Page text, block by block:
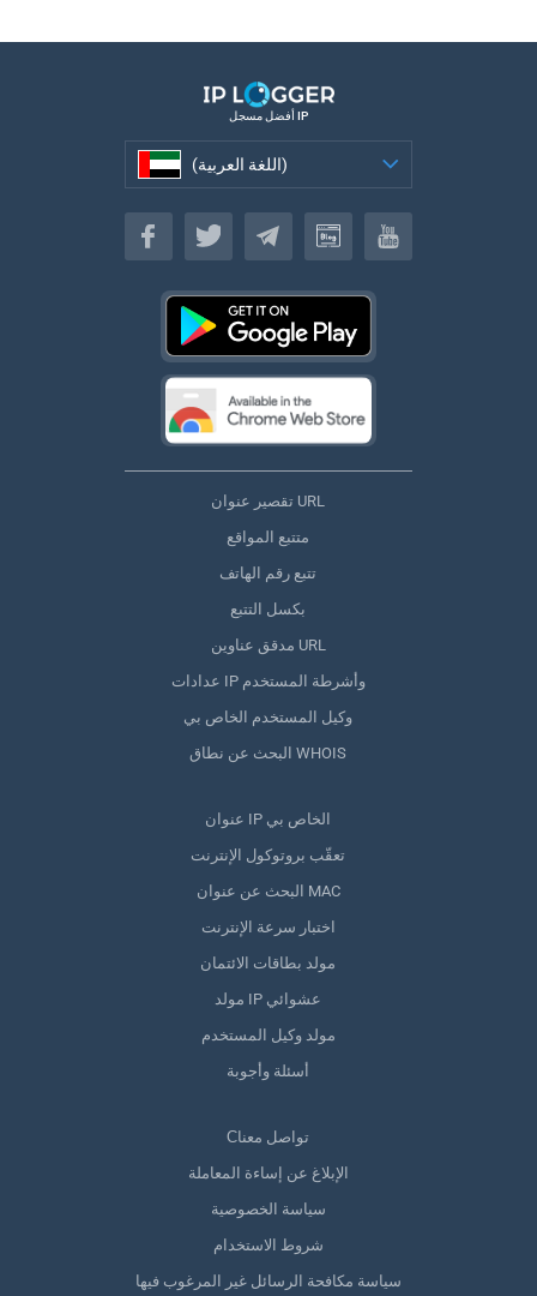
أفضل مسجل IP
(اللغة العربية)
(اللغة العربية)
تقصير عنوان URL
متتبع المواقع
تتبع رقم الهاتف
بكسل التتبع
مدقق عناوين URL
عدادات IP وأشرطة المستخدم
وكيل المستخدم الخاص بي
البحث عن نطاق WHOIS
عنوان IP الخاص بي
تعقّب بروتوكول الإنترنت
البحث عن عنوان MAC
اختبار سرعة الإنترنت
مولد بطاقات الائتمان
مولد IP عشوائي
مولد وكيل المستخدم
أسئلة وأجوبة
Сتواصل معنا
الإبلاغ عن إساءة المعاملة
سياسة الخصوصية
شروط الاستخدام
سياسة مكافحة الرسائل غير المرغوب فيها